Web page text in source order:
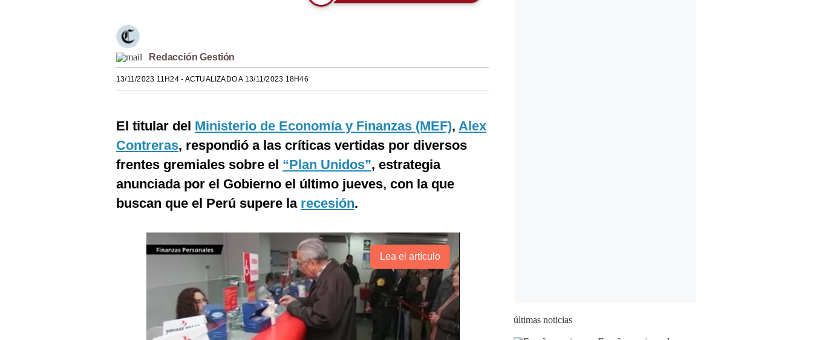
Redacción Gestión
13/11/2023 11H24- ACTUALIZADO A 13/11/2023 18H46
El titular del Ministerio de Economía y Finanzas (MEF), Alex
Contreras, respondió a las críticas vertidas por diversos
frentes gremiales sobre el “Plan Unidos”, estrategia
anunciada por el Gobierno el último jueves, con la que
buscan que el Perú supere la recesión.
Lea el artículo
últimas noticias